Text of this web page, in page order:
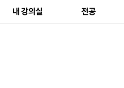
내 강의실 전공